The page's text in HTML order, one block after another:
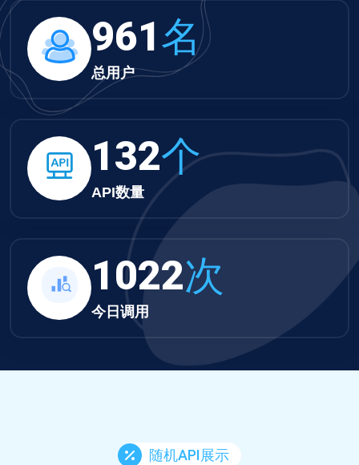
961名
总用户
132个
API数量
1022次
今日调用
随机API展示